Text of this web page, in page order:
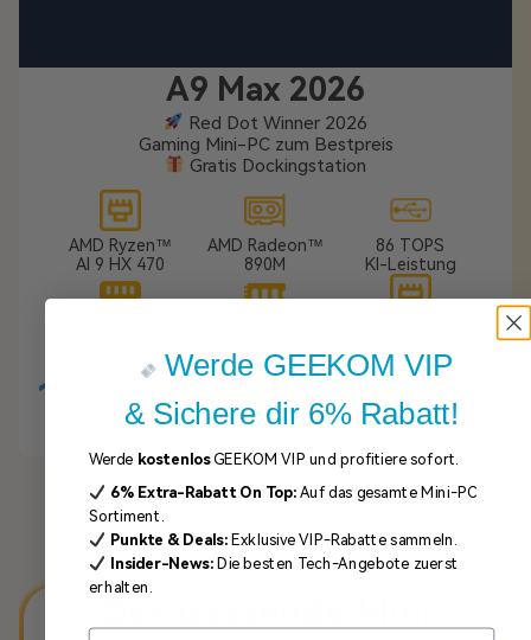
A9 Max 2026
Red Dot Winner 2026
Gaming Mini-PC zum Bestpreis
Gratis Dockingstation
AMD Ryzen™
AI 9 HX 470
AMD Radeon™
890M
86 TOPS
KI-Leistung
1444€ 1899€
15% sparen >>
Werde GEEKOM VIP
& Sichere dir 6% Rabatt!
Werde kostenlosGEEKOM VIP und profitiere sofort.
6% Extra-Rabatt On Top:Auf das gesamte Mini-PC
Sortiment.
Punkte & Deals:Exklusive VIP-Rabatte sammeln.
Insider-News:Die besten Tech-Angebote zuerst
erhalten.